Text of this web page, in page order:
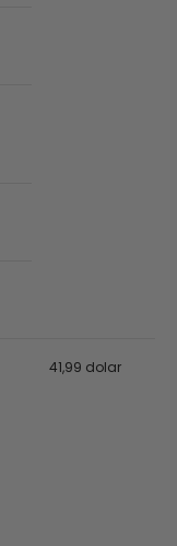
41,99 dolar